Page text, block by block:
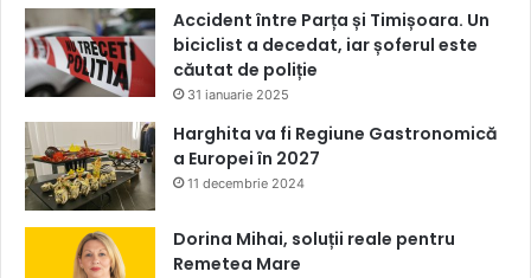
Accident între Parța și Timișoara. Un
biciclist a decedat, iar șoferul este
căutat de poliție
31 ianuarie 2025
Harghita va fi Regiune Gastronomică
a Europei în 2027
11 decembrie 2024
Dorina Mihai, soluții reale pentru
Remetea Mare